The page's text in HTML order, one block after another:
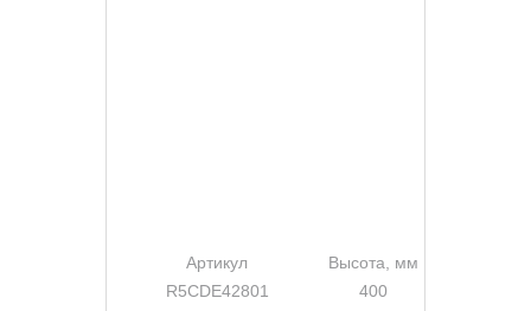
Артикул Высота, мм
R5CDE42801
400